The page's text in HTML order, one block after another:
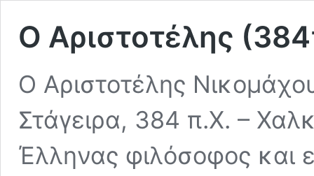
Ο Αριστοτέλης
Ο Αριστοτέλης
Στάγειρα, 384 π.Χ. –
Έλληνας φιλόσοφος και